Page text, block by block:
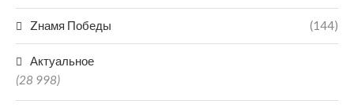
Zнамя Победы (144)
Актуальное
(28 998)